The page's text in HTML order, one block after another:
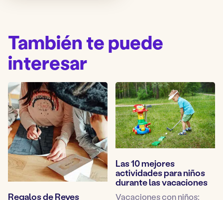
También te puede
interesar
Regalos de Reyes
Las 10 mejores
actividades para niños
durante las vacaciones
Vacaciones con niños: